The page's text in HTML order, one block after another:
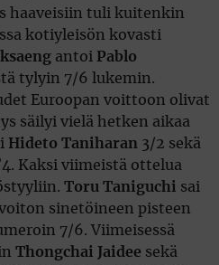
haaveisiin tuli kuitenkin
kotiyleisön kovasti
antoi Pablo
tylyin 7/6 lukemin.
Euroopan voittoon olivat
säilyi vielä hetken aikaa
Hideto Taniharan 3/2 sekä
Kaksi viimeistä ottelua
Toru Taniguchi sai
sinetöineen pisteen
7/6. Viimeisessä
Thongchai Jaidee sekä